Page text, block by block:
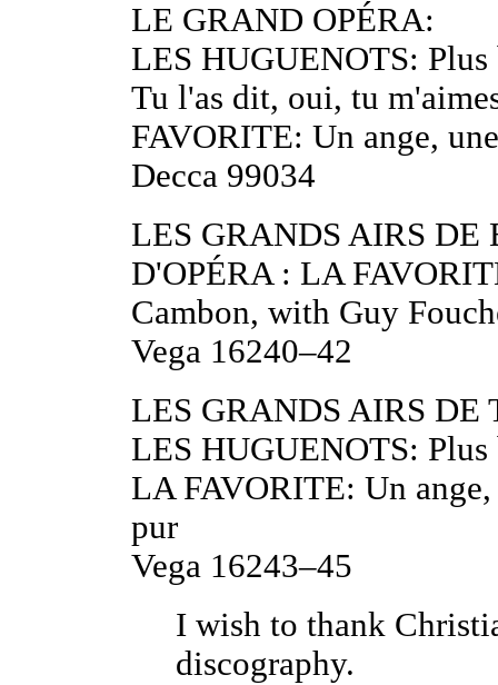
LE GRAND OPÉRA:
LES HUGUENOTS:
Tu l'as dit, oui, tu
FAVORITE: Un ange,
Decca 99034
LES GRANDS AIRS DE
D'OPÉRA : LA
Cambon, with Guy
Vega 16240–42
LES GRANDS AIRS DE
LES HUGUENOTS:
LA FAVORITE: Un
pur
Vega 16243–45
I wish to thank
discography.